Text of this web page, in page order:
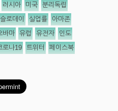
러시아 미국 분리독립
슬로데이 실업률 아마존
바마 유럽 유전자 인도
로나19 트위터 페이스북